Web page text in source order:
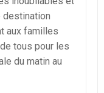
destination
aux familles
tous pour les
du matin au